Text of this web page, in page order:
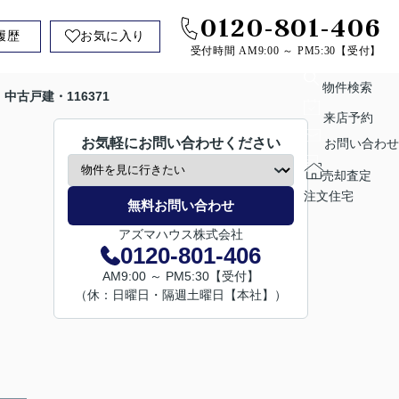
歴 お気に入り 0120-801-406
受付時間 AM9:00 ～ PM5:30【受付】
中古戸建・116371
お気軽にお問い合わせください
無料お問い合わせ
アズマハウス株式会社
0120-801-406
AM9:00 ～ PM5:30【受付】
（休：日曜日・隔週土曜日【本社】）
物件検索
来店予約
お問い合わせ
売却査定
注文住宅